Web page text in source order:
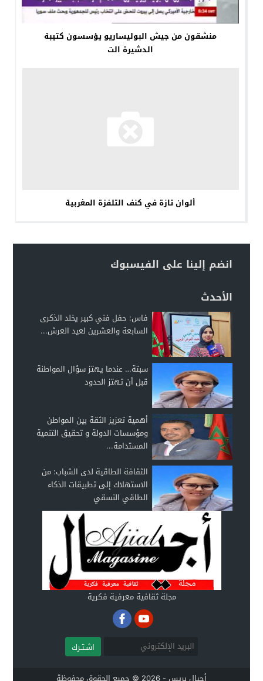
منشقون من جيش البوليساريو يؤسسون كتيبة
الدشيرة الت
ألوان تازة في كنف التلفزة المغربية
انضم إلينا على الفيسبوك
الأحدث
فاس: حفل فني كبير يخلد الذكرى
السابعة والعشرين لعيد العرش...
سبتة… عندما يهتز سؤال المواطنة
قبل أن تهتز الحدود
أهمية تعزيز الثقة بين المواطن
ومؤسسات الدولة و تحقيق التنمية
المستدامة...
الثقافة الطاقية لدى الشباب: من
الاستهلاك إلى تطبيقات الذكاء
الطاقي النسقي
مجلة ثقافية معرفية فكرية
اشـتـرك